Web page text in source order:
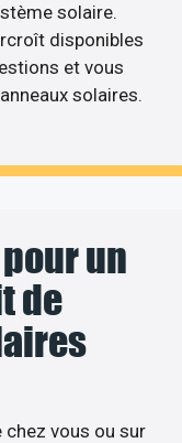
solaire.
disponibles
et vous
solaires.
un
de
chez vous ou sur